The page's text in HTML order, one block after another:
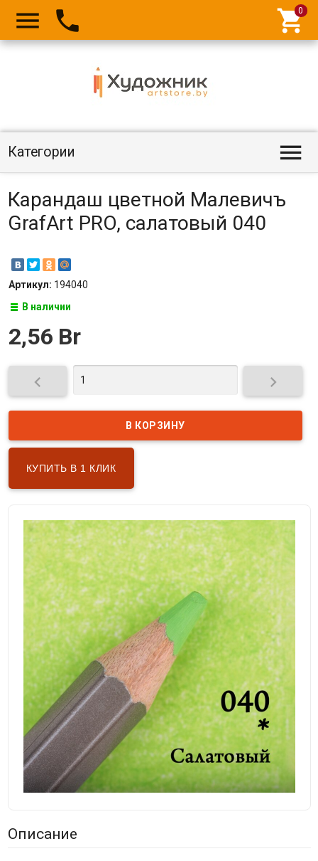
  
Категории 
Карандаш цветной Малевичъ
GrafArt PRO, салатовый 040
Артикул: 194040
В наличии
2,56 Br
 
КУПИТЬ В 1 КЛИК
Описание